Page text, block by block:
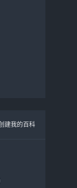
建我的百科